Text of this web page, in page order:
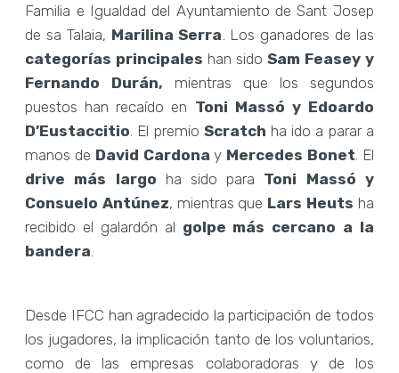
Familia e Igualdad del Ayuntamiento de Sant Josep
de sa Talaia, Marilina Serra . Los ganadores de las
categorías principales han sido Sam Feasey y
Fernando Durán, mientras que los segundos
puestos han recaído en Toni Massó y Edoardo
D’Eustaccitio . El premio Scratch ha ido a parar a
manos de David Cardona y Mercedes Bonet . El
drive más largo ha sido para Toni Massó y
Consuelo Antúnez, mientras que Lars Heuts ha
recibido el galardón al golpe más cercano a la
bandera
Desde IFCC han agradecido la participación de todos
los jugadores, la implicación tanto de los voluntarios,
como de las empresas colaboradoras y de los